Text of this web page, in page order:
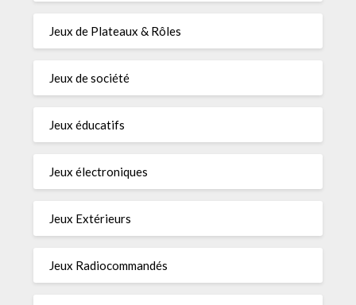
Jeux de Plateaux & Rôles
Jeux de société
Jeux éducatifs
Jeux électroniques
Jeux Extérieurs
Jeux Radiocommandés